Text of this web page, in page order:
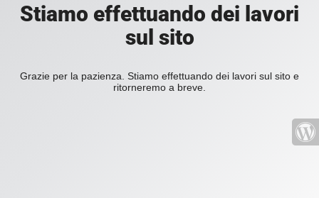
Stiamo effettuando dei lavori
sul sito
Grazie per la pazienza. Stiamo effettuando dei lavori sul sito e
ritorneremo a breve.